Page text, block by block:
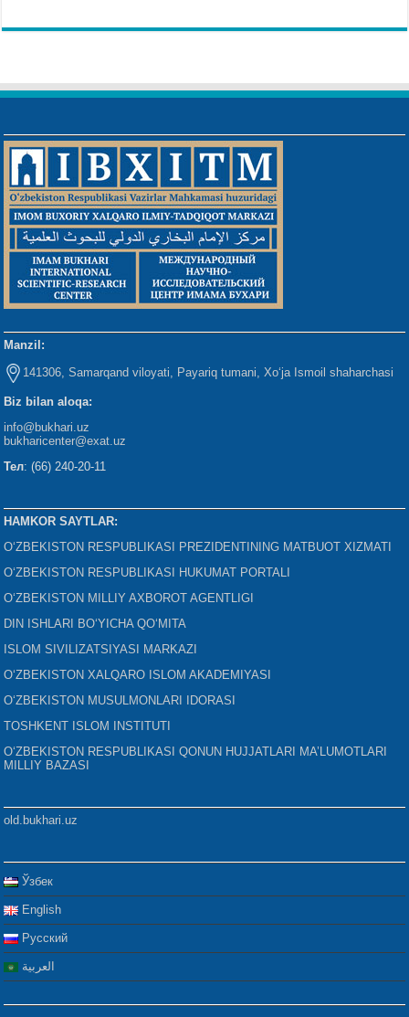
Manzil:
141306, Samarqand viloyati, Payariq tumani, Xo‘ja Ismoil shaharchasi
Biz bilan aloqa:
info@bukhari.uz
bukharicenter@exat.uz
Тел: (66) 240-20-11
HAMKOR SAYTLAR:
O‘ZBEKISTON RESPUBLIKASI PREZIDENTINING MATBUOT XIZMATI
O‘ZBEKISTON RESPUBLIKASI HUKUMAT PORTALI
O‘ZBEKISTON MILLIY AXBOROT AGENTLIGI
DIN ISHLARI BO‘YICHA QO‘MITA
ISLOM SIVILIZATSIYASI MARKAZI
O‘ZBEKISTON XALQARO ISLOM AKADEMIYASI
O‘ZBEKISTON MUSULMONLARI IDORASI
TOSHKENT ISLOM INSTITUTI
O‘ZBEKISTON RESPUBLIKASI QONUN HUJJATLARI MA’LUMOTLARI
MILLIY BAZASI
old.bukhari.uz
Ўзбек
English
Русский
العربية